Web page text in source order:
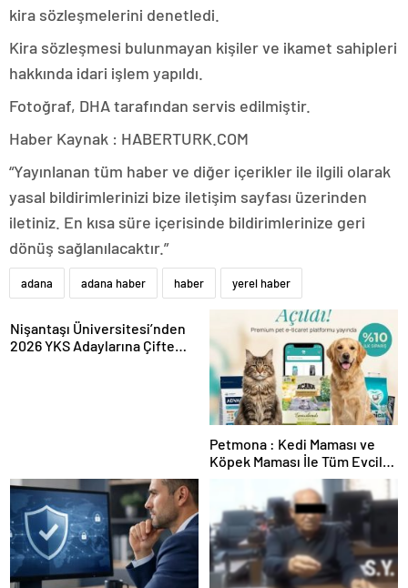
kira sözleşmelerini denetledi.
Kira sözleşmesi bulunmayan kişiler ve ikamet sahipleri
hakkında idari işlem yapıldı.
Fotoğraf, DHA tarafından servis edilmiştir.
Haber Kaynak : HABERTURK.COM
“Yayınlanan tüm haber ve diğer içerikler ile ilgili olarak
yasal bildirimlerinizi bize iletişim sayfası üzerinden
iletiniz. En kısa süre içerisinde bildirimlerinize geri
dönüş sağlanılacaktır.”
adana adana haber haber yerel haber
Nişantaşı Üniversitesi’nden
2026 YKS Adaylarına Çifte
Petmona : Kedi Maması ve
Köpek Maması İle Tüm Evcil